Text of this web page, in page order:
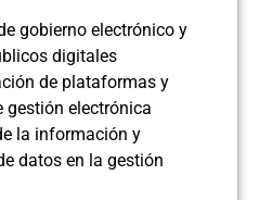
gobierno electrónico y
digitales
de plataformas y
gestión electrónica
la información y
datos en la gestión